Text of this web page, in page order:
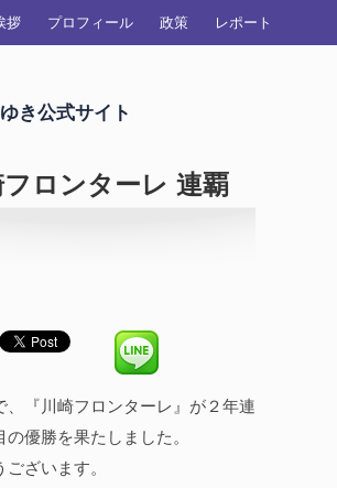
拶 プロフィール 政策 レポート
き公式サイト
フロンターレ 連覇
、『川崎フロンターレ』が２年連
の優勝を果たしました。
ざいます。